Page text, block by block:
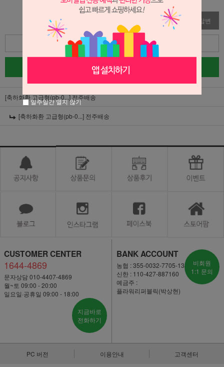
삭제 답변
목록
글쓰기
[축하화환 고급형(pb-0...]전주배송
[축하화환 고급형(pb-0...] 전주배송
CUSTOMER CENTER
1644-4869
문자상담 010-4407-4869
월~토 09:00 - 20:00
일요일·공휴일 09:00 - 18:00
지금바로
전화하기
BANK ACCOUNT
농협 : 355-0032-7705-13
신한 : 110-427-887160
예금주 :
플라워리퍼블릭(박상현)
비회원
1:1 문의
PC 버전 이용안내 고객센터
일주일간 열지 않기